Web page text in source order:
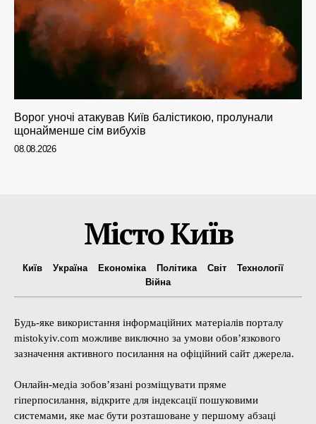
Ворог уночі атакував Київ балістикою, пролунали
щонайменше сім вибухів
08.08.2026
Місто Київ
Київ Україна Економіка Політика Світ
Технології
Війна
Будь-яке використання інформаційних матеріалів порталу
mistokyiv.com можливе виключно за умови обов’язкового
зазначення активного посилання на офіційний сайт джерела.
Онлайн-медіа зобов’язані розміщувати пряме
гіперпосилання, відкрите для індексації пошуковими
системами, яке має бути розташоване у першому абзаці